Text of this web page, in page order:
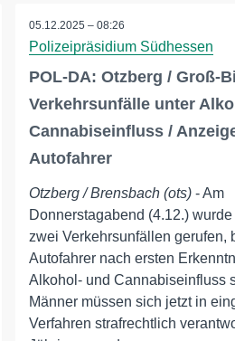
05.12.2025 – 08:26
Polizeipräsidium Südhessen
POL-DA: Otzberg / Groß-
Verkehrsunfälle unter
Cannabiseinfluss /
Autofahrer
Otzberg / Brensbach (ots) - Am
Donnerstagabend (4.12.)
zwei Verkehrsunfällen gerufen,
Autofahrer nach ersten
Alkohol- und Cannabiseinfluss
Männer müssen sich jetzt in
Verfahren strafrechtlich